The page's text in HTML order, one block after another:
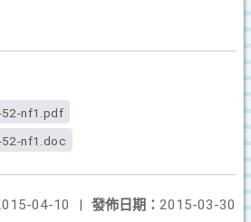
nf1.pdf
nf1.doc
發佈日期： 2015-03-30
04-10
|